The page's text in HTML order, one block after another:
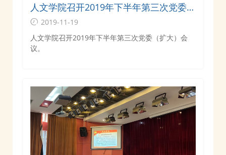
人文学院召开2019年下半年第三次党委
（扩大）会议
2019-11-19
人文学院召开2019年下半年第三次党委（扩大）会
议。